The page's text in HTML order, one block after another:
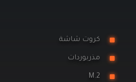
كروت شاشة
مذربوردات
M.2